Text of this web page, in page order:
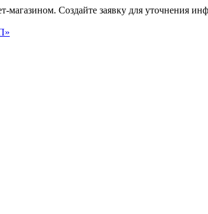
магазином. Создайте заявку для уточнения